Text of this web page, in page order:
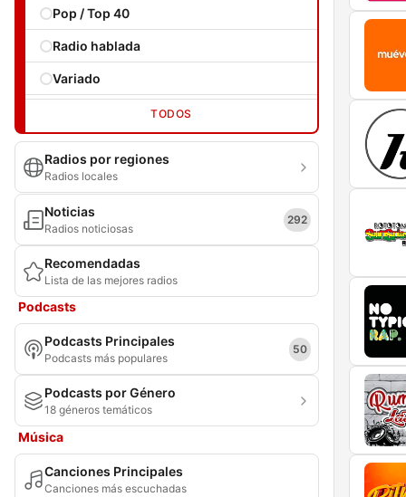
Pop / Top 40
Radio hablada
Variado
TODOS
Radios por regiones
Radios locales
Noticias
Radios noticiosas
292
Recomendadas
Lista de las mejores radios
Podcasts
Podcasts Principales
Podcasts más populares
50
Podcasts por Género
18 géneros temáticos
Música
Canciones Principales
Canciones más escuchadas